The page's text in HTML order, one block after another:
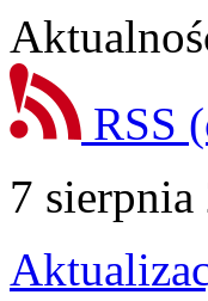
RSS
7